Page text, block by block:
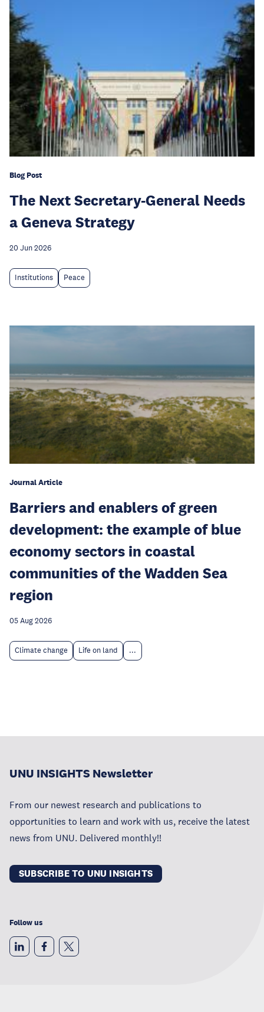
Blog Post
The Next Secretary-General Needs
a Geneva Strategy
20 Jun 2026
Institutions Peace
Journal Article
Barriers and enablers of green
development: the example of blue
economy sectors in coastal
communities of the Wadden Sea
region
05 Aug 2026
Climate change Life on land ...
UNU INSIGHTS Newsletter
From our newest research and publications to
opportunities to learn and work with us, receive the latest
news from UNU. Delivered monthly!!
SUBSCRIBE TO UNU INSIGHTS
Follow us